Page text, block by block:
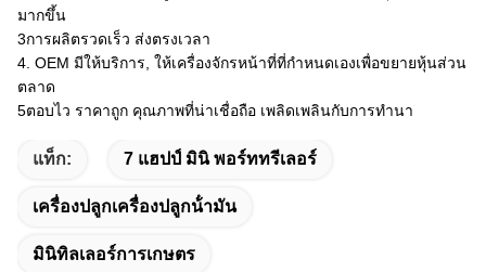
มากขึ้น
3การผลิตรวดเร็ว ส่งตรงเวลา
4. OEM มีให้บริการ, ให้เครื่องจักรหน้าที่ที่กําหนดเองเพื่อขยายหุ้นส่วน
ตลาด
5ตอบไว ราคาถูก คุณภาพที่น่าเชื่อถือ เพลิดเพลินกับการทํานา
แท็ก: 7 แฮปป์ มินิ พอร์ททรีเลอร์
เครื่องปลูกเครื่องปลูกน้ํามัน
มินิทิลเลอร์การเกษตร